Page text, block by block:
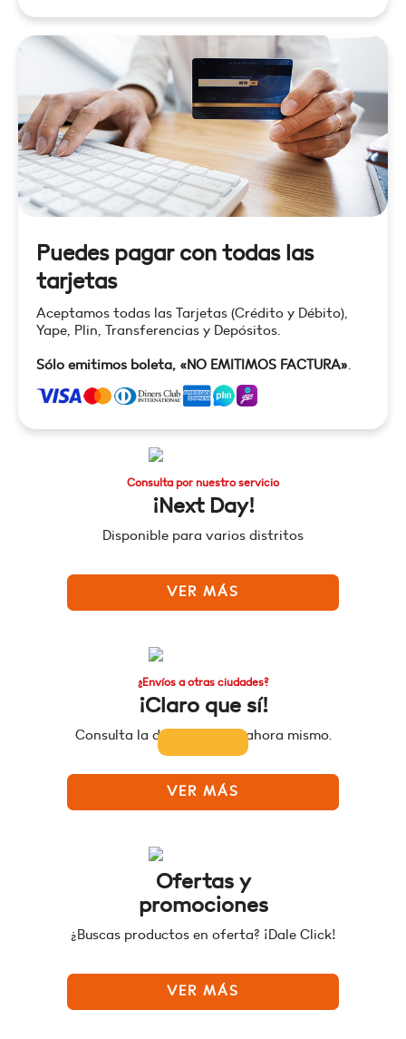
Puedes pagar con todas las
tarjetas
Aceptamos todas las Tarjetas (Crédito y Débito),
Yape, Plin, Transferencias y Depósitos.
Sólo emitimos boleta, «NO EMITIMOS FACTURA».
Consulta por nuestro servicio
¡Next Day!
Disponible para varios distritos
VER MÁS
¿Envíos a otras ciudades?
¡Claro que sí!
Consulta la disponibilidad ahora mismo.
VER MÁS
Ofertas y
promociones
¿Buscas productos en oferta? ¡Dale Click!
VER MÁS